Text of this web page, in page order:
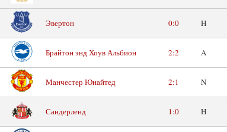
Эвертон 0:0 H
Брайтон энд Хоув Альбион 2:2 A
Манчестер Юнайтед 2:1 N
Сандерленд 1:0 H